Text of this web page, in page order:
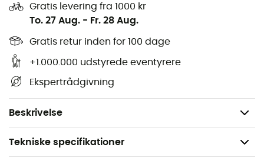
Gratis levering fra 1000 kr
To. 27 Aug. - Fr. 28 Aug.
Gratis retur inden for 100 dage
+1.000.000 udstyrede eventyrere
Ekspertrådgivning
Beskrivelse
konstruktion.
Sol- og regnbeskyttelse kan hurtigt monteres på
bæreseler
Sun cover tilbyder beskyttelse mod UV-stråling
Let at opbevare takket være den fleksible
Vægt: 160 g
Tekniske specifikationer